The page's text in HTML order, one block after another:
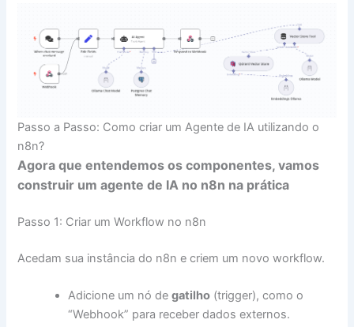
Passo a Passo: Como criar um Agente de IA utilizando o
n8n?
Agora que entendemos os componentes, vamos
construir um agente de IA no n8n na prática
Passo 1: Criar um Workflow no n8n
Acedam sua instância do n8n e criem um novo workflow.
Adicione um nó degatilho (trigger), como o
“Webhook” para receber dados externos.